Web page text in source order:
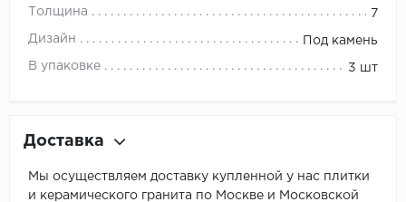
Толщина 7
Дизайн Под камень
В упаковке 3 шт
Доставка
Мы осуществляем доставку купленной у нас плитки
и керамического гранита по Москве и Московской